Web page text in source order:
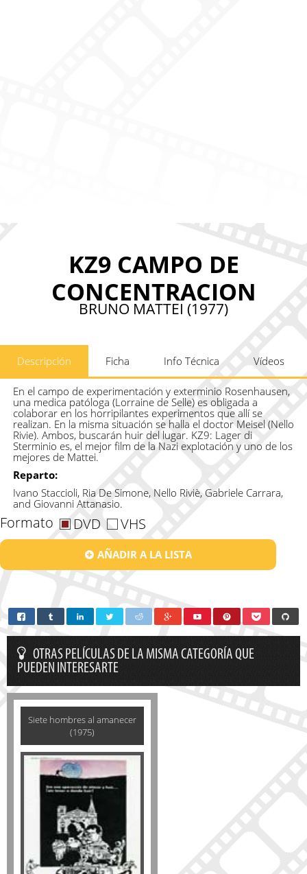
KZ9 CAMPO DE
CONCENTRACION
BRUNO MATTEI (1977)
Descripción Ficha Info Técnica Vídeos
En el campo de experimentación y exterminio Rosenhausen,
una medica patóloga (Lorraine de Selle) es obligada a
colaborar en los horripilantes experimentos que allí se
realizan. En la misma situación se halla el doctor Meisel (Nello
Rivie). Ambos, buscarán huir del lugar. KZ9: Lager di
Sterminio es, el mejor film de la Nazi explotación y uno de los
mejores de Mattei.
Reparto:
Ivano Staccioli, Ria De Simone, Nello Riviè, Gabriele Carrara,
and Giovanni Attanasio.
Formato DVD VHS
AÑADIR A LA LISTA
OTRAS PELÍCULAS DE LA MISMA CATEGORÍA QUE
PUEDEN INTERESARTE
Siete hombres al amanecer
(1975)